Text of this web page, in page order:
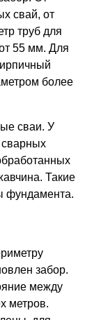
свай, от
труб для
55 мм. Для
более
сваи. У
Такие
фундамента.
забор.
между
метров.